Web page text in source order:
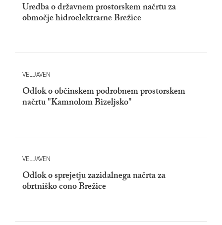
Uredba o državnem prostorskem načrtu za
območje hidroelektrarne Brežice
VELJAVEN
Odlok o občinskem podrobnem prostorskem
načrtu "Kamnolom Bizeljsko"
VELJAVEN
Odlok o sprejetju zazidalnega načrta za
obrtniško cono Brežice